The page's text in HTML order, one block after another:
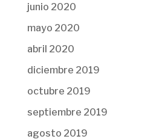
junio 2020
mayo 2020
abril 2020
diciembre 2019
octubre 2019
septiembre 2019
agosto 2019